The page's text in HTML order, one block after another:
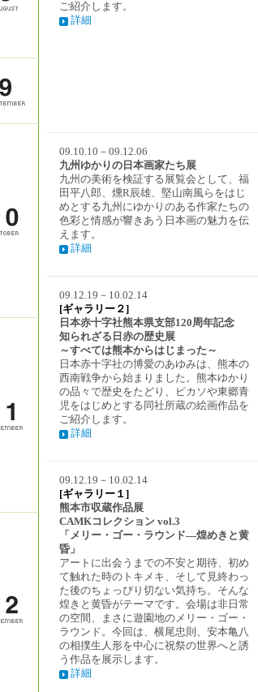
ご紹介します。
詳細
09.10.10－09.12.06
九州ゆかりの日本画家たち展
九州の美術を検証する展覧会として、福
田平八郎、燻R辰雄、堅山南風らをはじ
めとする九州にゆかりのある作家たちの
色彩と情感が響きあう日本画の魅力を伝
えます。
詳細
09.12.19－10.02.14
[ギャラリー２]
日本赤十字社熊本県支部120周年記念
知られざる日赤の歴史展
～すべては熊本からはじまった～
日本赤十字社の博愛のあゆみは、熊本の
西南戦争から始まりました。熊本ゆかり
の品々で歴史をたどり、ピカソや東郷青
児をはじめとする同社所蔵の絵画作品を
ご紹介します。
詳細
09.12.19－10.02.14
[ギャラリー１]
熊本市収蔵作品展
CAMKコレクション vol.3
「メリー・ゴー・ラウンド―煌めきと黄
昏」
アートに出会うまでの不安と期待、初め
て触れた時のトキメキ、そして見終わっ
た後のちょっぴり切ない気持ち。そんな
煌きと黄昏がテーマです。会場は非日常
の空間、まさに遊園地のメリー・ゴー・
ラウンド。今回は、横尾忠則、安本亀八
の相撲生人形を中心に祝祭の世界へと誘
う作品を展示します。
詳細